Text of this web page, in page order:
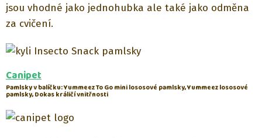
jsou vhodné jako jednohubka ale také jako odměna
za cvičení.
Canipet
Pamlsky v balíčku: Yummeez To Go mini lososové pamlsky, Yummeez lososové
pamlsky, Dokas králičí vnitřnosti